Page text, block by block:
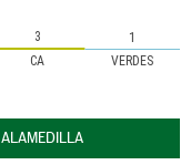
CA VERDES
3 1